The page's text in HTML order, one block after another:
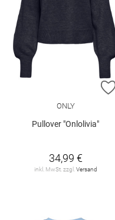
ONLY
Pullover "Onlolivia"
34,99 €
inkl. MwSt. zzgl. Versand